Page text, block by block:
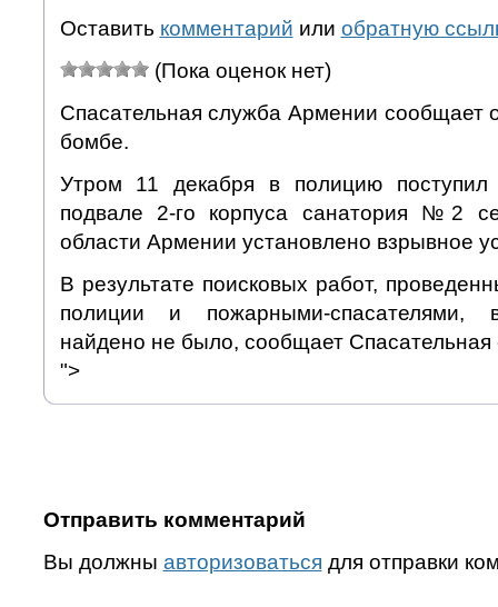
Оставить комментарий или обратную
(Пока оценок нет)
Спасательная служба Армении
бомбе.
Утром 11 декабря в полицию
подвале 2-го корпуса санатория №2
области Армении установлено взрывное
В результате поисковых работ,
полиции и пожарными-спасателями,
найдено не было, сообщает
">
Отправить комментарий
Вы должны авторизоваться для отправки